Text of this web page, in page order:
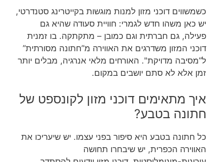
כשמשווים דוכני מזון למנות מוגשות בקייטרינג סטנדרטי,
יש כאן משהו חדש לגמרי: חוויית סעודה שהיא גם
פעילה, גם חברתית וגם כמובן – מתקתקה. בו זמנית
דוכני המזון משדרגים את האווירה מ”חתונה מסורתית”
ל”מסיבה מדויקת". האורחים מלאי אנרגיה, מבלים יותר
זמן אלא לא סתם יושבים במקום.
איך מתאימים דוכני מזון לקונספט של
חתונה בטבע?
כל חתונה בטבע היא סיפור בפני עצמו. יש שיעריכו את
האווירה הכפרית, יש שיבחרו תחושה